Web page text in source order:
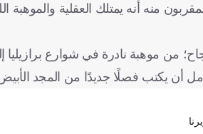
منه أنه يمتلك العقلية والموهبة
من موهبة نادرة في شوارع
أن يكتب فصلًا جديدًا من المجد